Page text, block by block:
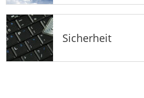
Sicherheit